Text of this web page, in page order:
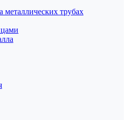
металлических трубах